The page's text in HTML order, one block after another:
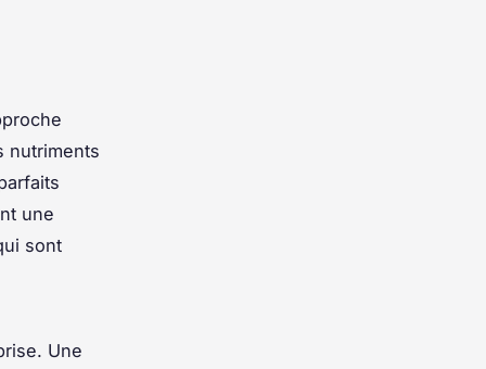
nutriments
une
sont
Une